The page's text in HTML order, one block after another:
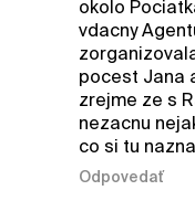
okolo
vdacny
pocest Jana
zrejme ze s
nezacnu
co si tu
Odpovedať